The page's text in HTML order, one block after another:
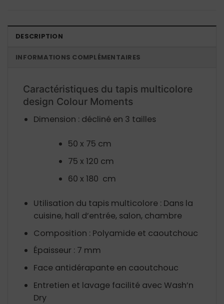
DESCRIPTION
INFORMATIONS COMPLÉMENTAIRES
Caractéristiques du tapis multicolore
design Colour Moments
Dimension : décliné en 3 tailles
50 x 75 cm
75 x 120 cm
60 x 180 cm
Utilisation du tapis multicolore : Dans la
cuisine, hall d’entrée, salon, chambre
Composition : Polyamide et caoutchouc
Épaisseur : 7 mm
Face antidérapante en caoutchouc
Entretien et lavage facilité avec Wash’n
Dry